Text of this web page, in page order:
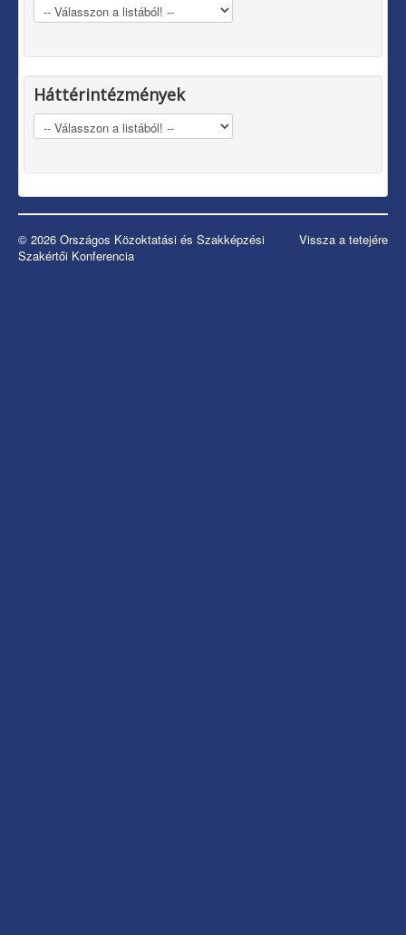
Háttérintézmények
Vissza a tetejére
© 2026 Országos Közoktatási és Szakképzési
Szakértői Konferencia